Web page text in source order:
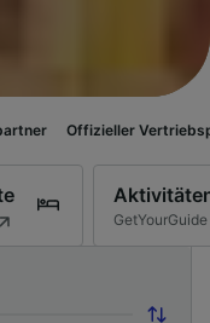
Vertriebspartner
GetYourGuide